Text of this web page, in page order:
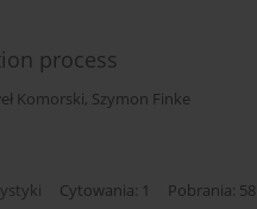
process
Komorski, Szymon Finke
Cytowania: 1 Pobrania: 58